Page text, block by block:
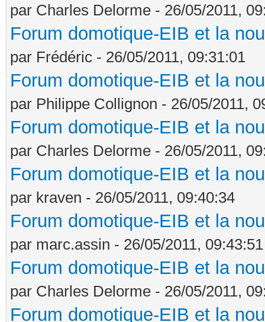
par Charles Delorme - 26/05/2011,
Forum domotique-EIB et la
par Frédéric - 26/05/2011, 09:31:01
Forum domotique-EIB et la
par Philippe Collignon - 26/05/2011,
Forum domotique-EIB et la
par Charles Delorme - 26/05/2011,
Forum domotique-EIB et la
par kraven - 26/05/2011, 09:40:34
Forum domotique-EIB et la
par marc.assin - 26/05/2011, 09:43:51
Forum domotique-EIB et la
par Charles Delorme - 26/05/2011,
Forum domotique-EIB et la